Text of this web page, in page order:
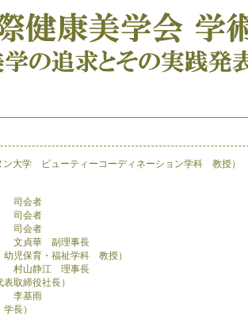
ビューティーコーディネーション学科 教授）
司会者
司会者
司会者
文貞華 副理事長
保育・福祉学科 教授）
村山静江 理事長
締役社長）
李基雨
長）